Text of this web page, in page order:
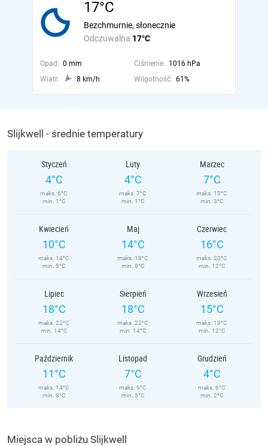
17°C
Odczuwalna 17°C
Bezchmurnie, słonecznie
Opad: 0 mm Ciśnienie: 1016 hPa
Wiatr:
8 km/h Wilgotność: 61%
Slijkwell - średnie temperatury
Styczeń
4°C
maks. 6°C
min. 1°C
Luty
4°C
maks. 7°C
min. 1°C
Marzec
7°C
maks. 10°C
min. 3°C
Kwiecień
10°C
maks. 14°C
min. 5°C
Maj
14°C
maks. 18°C
min. 9°C
Czerwiec
16°C
maks. 20°C
min. 12°C
Lipiec
18°C
maks. 22°C
min. 14°C
Sierpień
18°C
maks. 22°C
min. 14°C
Wrzesień
15°C
maks. 19°C
min. 12°C
Październik
11°C
maks. 14°C
min. 8°C
Listopad
7°C
maks. 9°C
min. 5°C
Grudzień
4°C
maks. 6°C
min. 2°C
Miejsca w pobliżu Slijkwell